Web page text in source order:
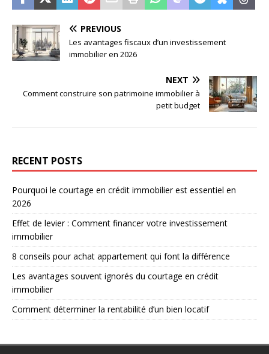
PREVIOUS
Les avantages fiscaux d’un investissement
immobilier en 2026
NEXT
Comment construire son patrimoine immobilier à
petit budget
RECENT POSTS
Pourquoi le courtage en crédit immobilier est essentiel en
2026
Effet de levier : Comment financer votre investissement
immobilier
8 conseils pour achat appartement qui font la différence
Les avantages souvent ignorés du courtage en crédit
immobilier
Comment déterminer la rentabilité d’un bien locatif